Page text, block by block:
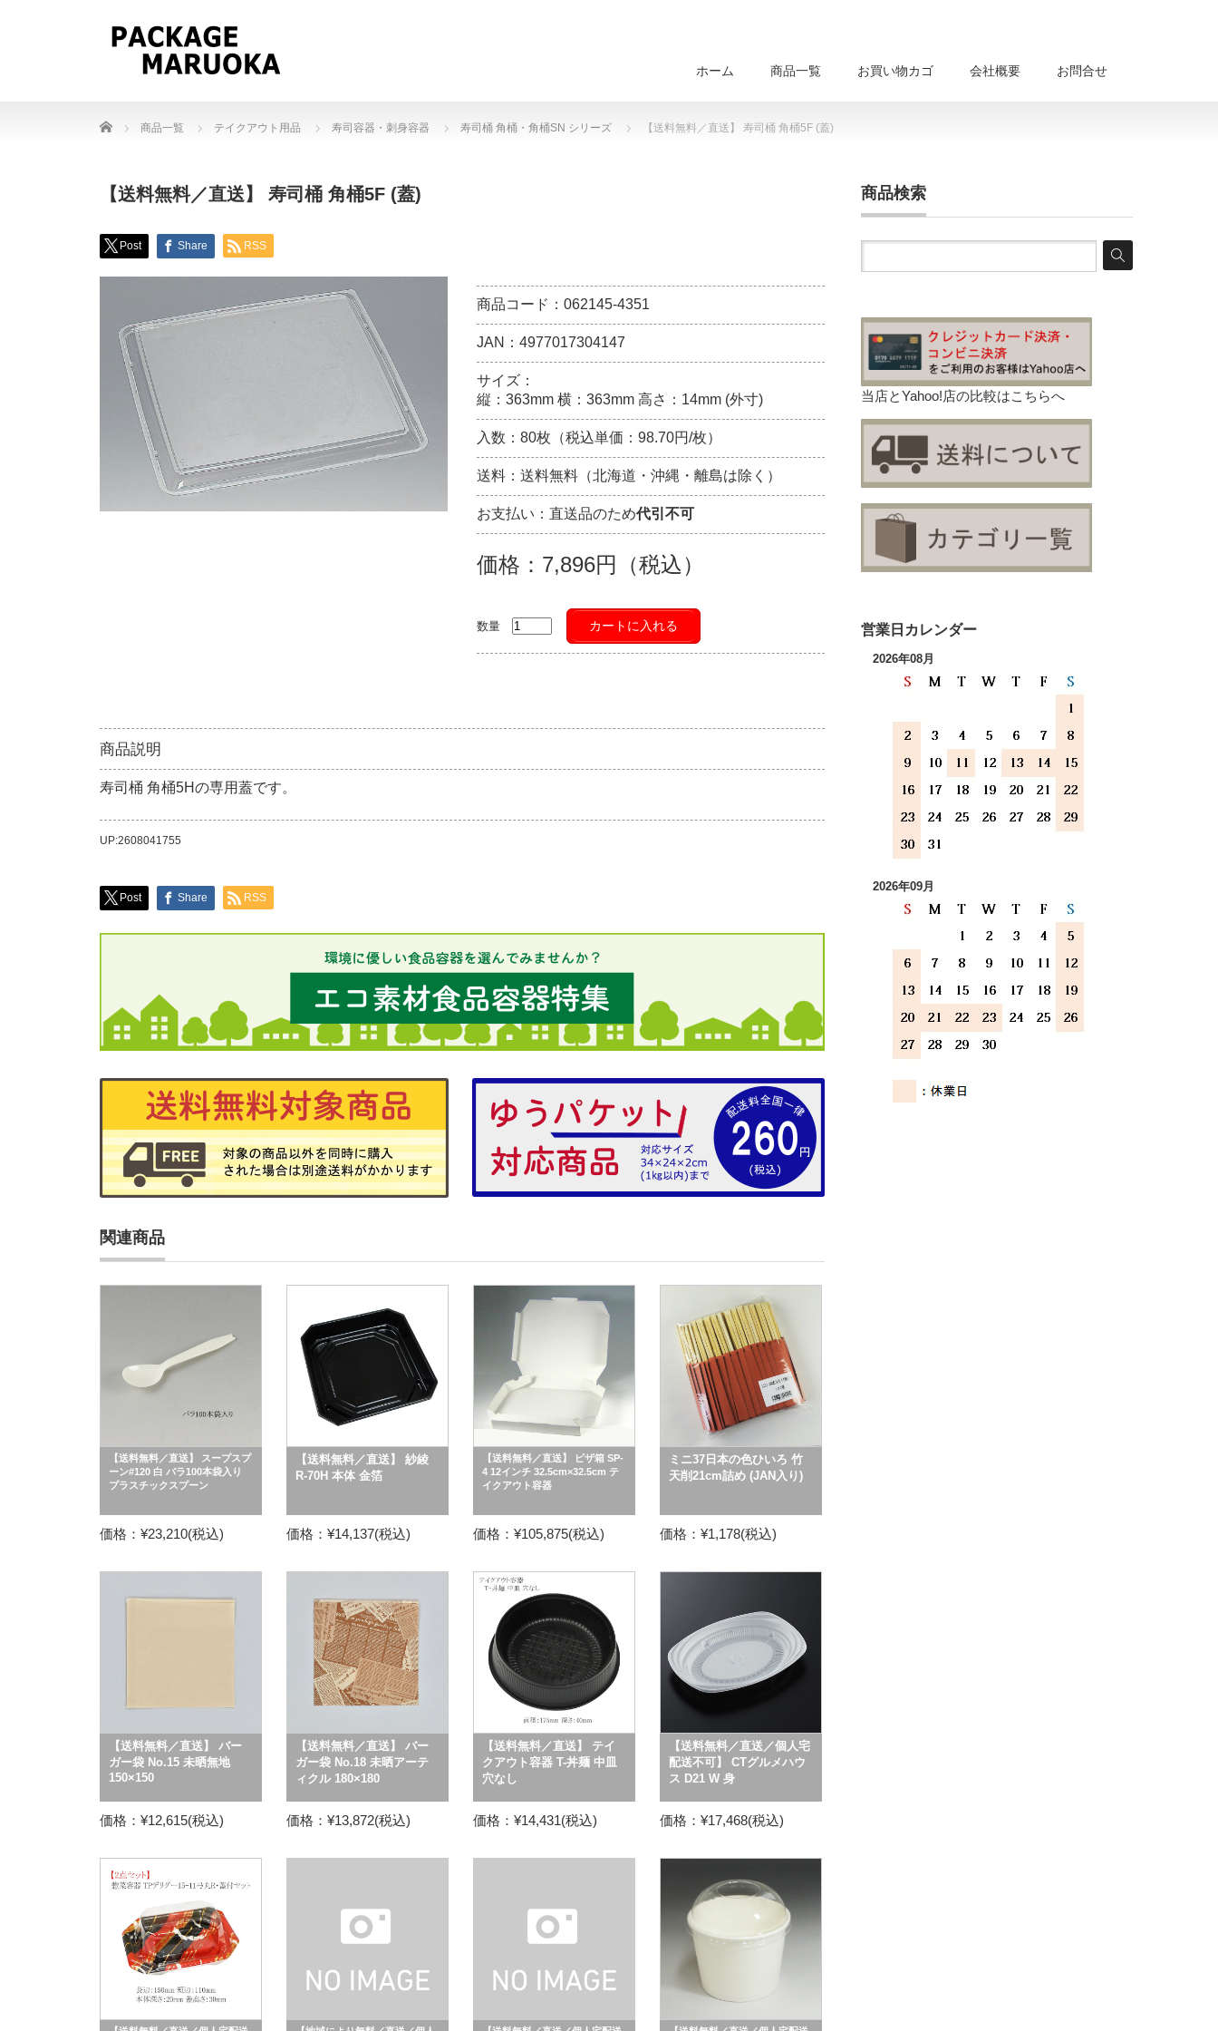
ホーム 商品一覧 お買い物カゴ 会社概要 お問合せ
Home 商品一覧 テイクアウト用品 寿司容器・刺身容器 寿司桶 角桶・角桶SN シリーズ 【送料無料／直送】 寿司桶 角桶5F (蓋)
【送料無料／直送】 寿司桶 角桶5F (蓋)
Post Share RSS
商品コード：062145-4351
JAN：4977017304147
サイズ：
縦：363mm 横：363mm 高さ：14mm (外寸)
入数：80枚（税込単価：98.70円/枚）
送料：送料無料（北海道・沖縄・離島は除く）
お支払い：直送品のため代引不可
価格：7,896円（税込）
数量 カートに入れる
商品説明
寿司桶 角桶5Hの専用蓋です。
UP:2608041755
Post Share RSS
関連商品
【送料無料／直送】 スープスプ
ーン#120 白 バラ100本袋入り
プラスチックスプーン
価格：¥23,210(税込)
【送料無料／直送】 紗綾
R-70H 本体 金箔
価格：¥14,137(税込)
【送料無料／直送】 ピザ箱 SP-
4 12インチ 32.5cm×32.5cm テ
イクアウト容器
価格：¥105,875(税込)
ミニ37日本の色ひいろ 竹
天削21cm詰め (JAN入り)
価格：¥1,178(税込)
【送料無料／直送】 バー
ガー袋 No.15 未晒無地
150×150
価格：¥12,615(税込)
【送料無料／直送】 バー
ガー袋 No.18 未晒アーテ
ィクル 180×180
価格：¥13,872(税込)
【送料無料／直送】 テイ
クアウト容器 T-丼麺 中皿
穴なし
価格：¥14,431(税込)
【送料無料／直送／個人宅
配送不可】 CTグルメハウ
ス D21 W 身
価格：¥17,468(税込)
商品検索
当店とYahoo!店の比較はこちらへ
営業日カレンダー
2026年08月
2026年09月